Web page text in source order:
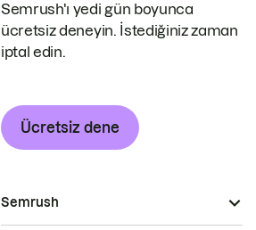
Semrush'ı yedi gün boyunca
ücretsiz deneyin. İstediğiniz zaman
iptal edin.
Ücretsiz dene
Semrush